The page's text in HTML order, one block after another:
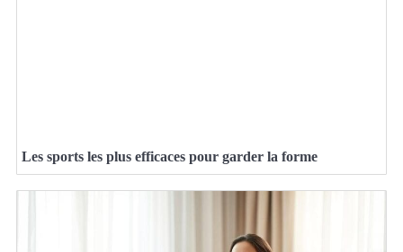
Les sports les plus efficaces pour garder la forme